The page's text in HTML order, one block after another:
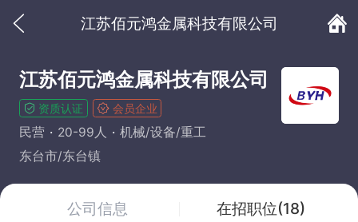
江苏佰元鸿金属科技有限公司
江苏佰元鸿金属科技有限公司
资质认证 会员企业
民营 20-99人
机械/设备/重工
东台市/东台镇
公司信息 在招职位(18)